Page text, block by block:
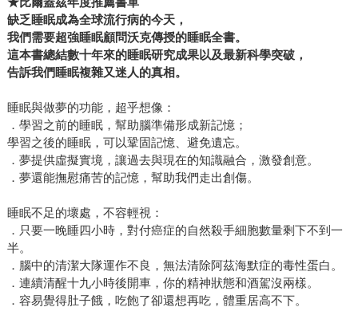
缺乏睡眠成為全球流行病的今天，
我們需要超強睡眠顧問沃克傳授的睡眠全書。
這本書總結數十年來的睡眠研究成果以及最新科學突破，
告訴我們睡眠複雜又迷人的真相。
睡眠與做夢的功能，超乎想像：
．學習之前的睡眠，幫助腦準備形成新記憶；
學習之後的睡眠，可以鞏固記憶、避免遺忘。
．夢提供虛擬實境，讓過去與現在的知識融合，激發創意。
．夢還能撫慰痛苦的記憶，幫助我們走出創傷。
睡眠不足的壞處，不容輕視：
．只要一晚睡四小時，對付癌症的自然殺手細胞數量剩下不到一
半。
．腦中的清潔大隊運作不良，無法清除阿茲海默症的毒性蛋白。
．連續清醒十九小時後開車，你的精神狀態和酒駕沒兩樣。
．容易覺得肚子餓，吃飽了卻還想再吃，體重居高不下。